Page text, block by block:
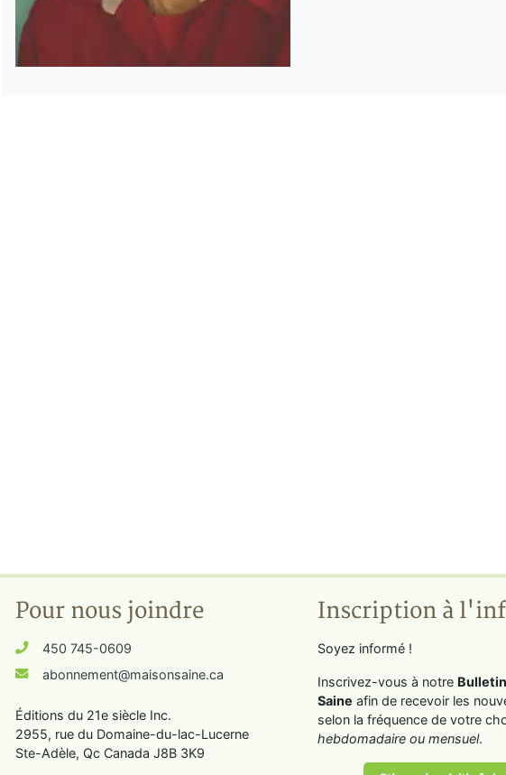
Pour nous joindre
450 745-0609
abonnement@maisonsaine.ca
Éditions du 21e siècle Inc.
2955, rue du Domaine-du-lac-Lucerne
Ste-Adèle, Qc Canada J8B 3K9
Inscription à
Soyez informé !
Inscrivez-vous à notre
Saine afin de recevoir les
selon la fréquence de votre
hebdomadaire ou mensuel.